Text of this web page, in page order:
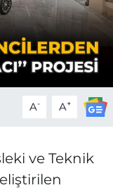
A- A+
ve Teknik